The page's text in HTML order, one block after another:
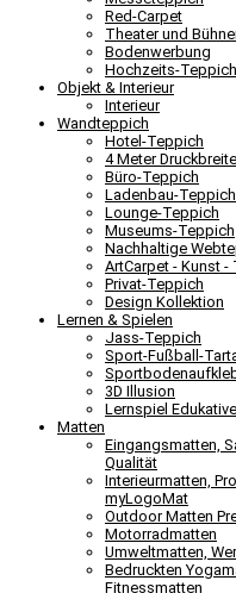
Red-Carpet
Theater und
Bodenwerbung
Hochzeits-
Objekt & Interieur
Interieur
Wandteppich
Hotel-Teppich
4 Meter Druckbreite
Büro-Teppich
Ladenbau-Teppich
Lounge-Teppich
Museums-Teppich
Nachhaltige
ArtCarpet - Kunst -
Privat-Teppich
Design Kollektion
Lernen & Spielen
Jass-Teppich
Sport-Fußball-
3D Illusion
Lernspiel
Matten
Eingangsmatten,
Qualität
Interieurmatten,
myLogoMat
Outdoor Matten
Motorradmatten
Umweltmatten,
Bedruckten
Fitnessmatten